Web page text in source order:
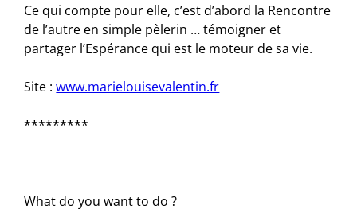
Ce qui compte pour elle, c’est d’abord la Rencontre
de l’autre en simple pèlerin … témoigner et
partager l’Espérance qui est le moteur de sa vie.
Site :www.marielouisevalentin.fr
*********
What do you want to do ?